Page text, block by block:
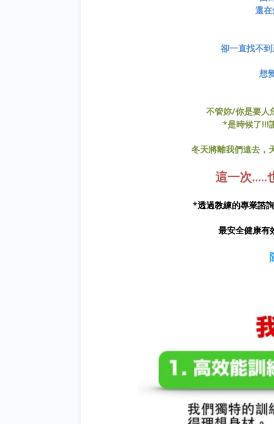
還
卻一直找不
想
不管妳/你是要人
*是時候了!!!
冬天將離我們遠去，
這一次.....
*透過教練的專業諮
最安全健康有